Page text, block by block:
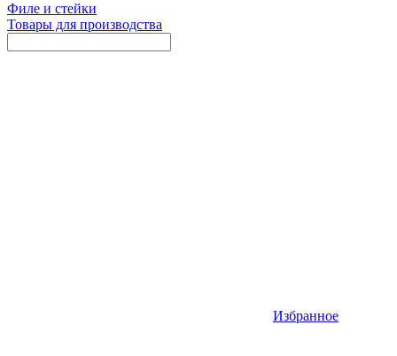
Филе и стейки
Товары для производства
Избранное